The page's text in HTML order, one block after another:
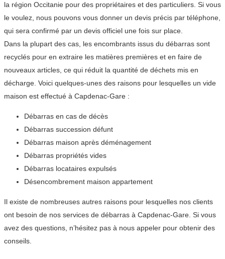
la région Occitanie pour des propriétaires et des particuliers. Si vous
le voulez, nous pouvons vous donner un devis précis par téléphone,
qui sera confirmé par un devis officiel une fois sur place.
Dans la plupart des cas, les encombrants issus du débarras sont
recyclés pour en extraire les matières premières et en faire de
nouveaux articles, ce qui réduit la quantité de déchets mis en
décharge. Voici quelques-unes des raisons pour lesquelles un vide
maison est effectué à Capdenac-Gare :
Débarras en cas de décès
Débarras succession défunt
Débarras maison après déménagement
Débarras propriétés vides
Débarras locataires expulsés
Désencombrement maison appartement
Il existe de nombreuses autres raisons pour lesquelles nos clients
ont besoin de nos services de débarras à Capdenac-Gare. Si vous
avez des questions, n’hésitez pas à nous appeler pour obtenir des
conseils.